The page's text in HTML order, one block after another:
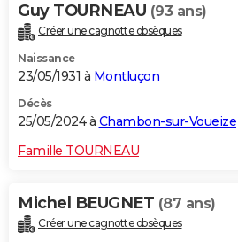
Guy TOURNEAU (93 ans)
Créer une cagnotte obsèques
Naissance
23/05/1931 à Montluçon
Décès
25/05/2024 à Chambon-sur-Voueize
Famille TOURNEAU
Michel BEUGNET (87 ans)
Créer une cagnotte obsèques